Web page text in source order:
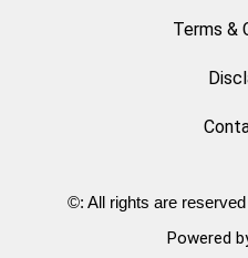
Terms &
©: All rights are
Powered